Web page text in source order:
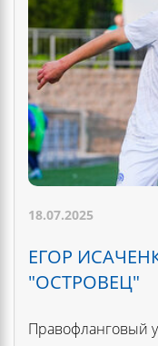
18.07.2025
ЕГОР
"ОСТРОВЕЦ"
Правофланговый